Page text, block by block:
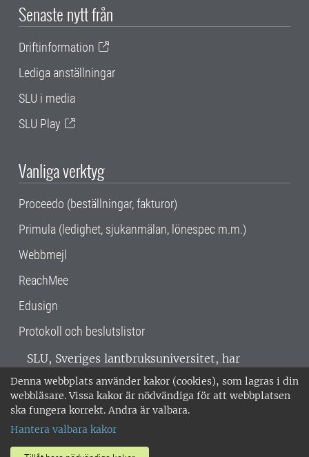
Denna webbplats använder kakor (cookies), som lagras i din
webbläsare. Vissa kakor är nödvändiga för att webbplatsen
ska fungera korrekt. Andra är valbara.
Hantera valbara kakor
Senaste nytt från
Driftinformation
Lediga anställningar
SLU i media
SLU Play
Vanliga verktyg
Proceedo (beställningar, fakturor)
Primula (ledighet, sjukanmälan, lönespec m.m.)
Webbmejl
ReachMee
Edusign
Protokoll och beslutslistor
SLU, Sveriges lantbruksuniversitet, har
verksamhet över hela Sverige. Huvudorter är
Alnarp, Uppsala och Umeå.SLU är
miljöcertifierat enligt ISO 14001. •
018-67 10 00 • Org nr: 202100-2817 •